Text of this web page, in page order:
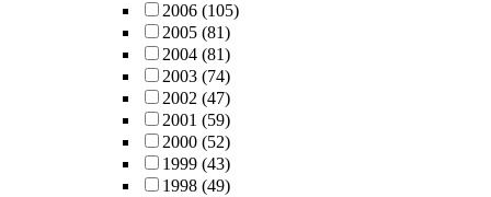
2006 (105)
2005 (81)
2004 (81)
2003 (74)
2002 (47)
2001 (59)
2000 (52)
1999 (43)
1998 (49)